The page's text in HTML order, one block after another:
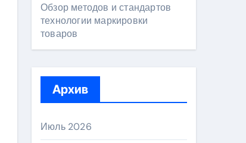
Обзор методов и стандартов
технологии маркировки
товаров
Архив
Июль 2026